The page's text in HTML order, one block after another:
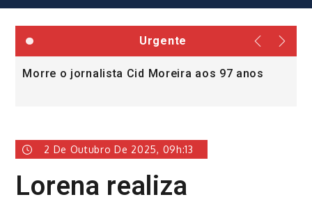
Urgente
Morre o jornalista Cid Moreira aos 97 anos
2 De Outubro De 2025, 09h:13
Lorena realiza